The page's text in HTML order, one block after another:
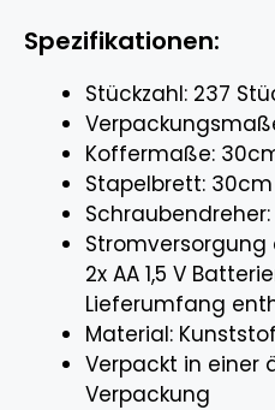
Spezifikationen:
Stückzahl: 237
Koffermaße:
Stapelbrett: 30cm
Schraubendreher:
Stromversorgung
2x AA 1,5 V
Lieferumfang
Material:
Verpackt in einer
Verpackung